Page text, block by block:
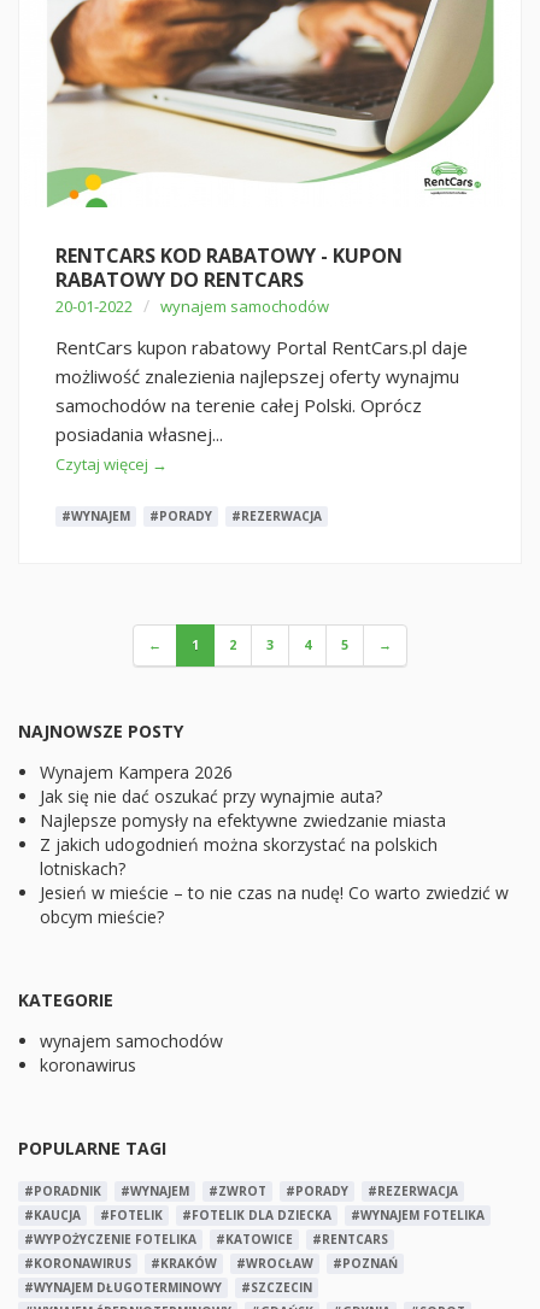
RENTCARS KOD RABATOWY - KUPON
RABATOWY DO RENTCARS
20-01-2022 / wynajem samochodów
RentCars kupon rabatowy Portal RentCars.pl daje
możliwość znalezienia najlepszej oferty wynajmu
samochodów na terenie całej Polski. Oprócz
posiadania własnej...
Czytaj więcej →
#WYNAJEM #PORADY #REZERWACJA
← 1 2 3 4 5 →
NAJNOWSZE POSTY
Wynajem Kampera 2026
Jak się nie dać oszukać przy wynajmie auta?
Najlepsze pomysły na efektywne zwiedzanie miasta
Z jakich udogodnień można skorzystać na polskich
lotniskach?
Jesień w mieście – to nie czas na nudę! Co warto zwiedzić w
obcym mieście?
KATEGORIE
wynajem samochodów
koronawirus
POPULARNE TAGI
#PORADNIK #WYNAJEM #ZWROT #PORADY
#REZERWACJA
#KAUCJA
#FOTELIK #FOTELIK DLA DZIECKA
#WYNAJEM FOTELIKA
#WYPOŻYCZENIE FOTELIKA
#KATOWICE
#RENTCARS
#KORONAWIRUS
#KRAKÓW #WROCŁAW
#POZNAŃ
#WYNAJEM DŁUGOTERMINOWY
#SZCZECIN